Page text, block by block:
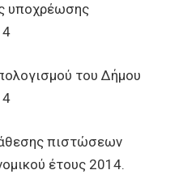
υποχρέωσης
του Δήμου
πιστώσεων
έτους 2014.